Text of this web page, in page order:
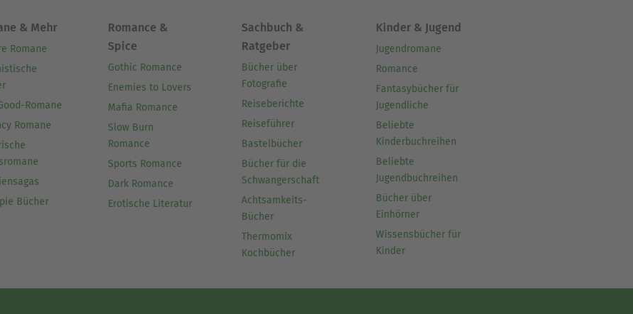
& Mehr
Romane
Romane
Romane
Bücher
Romance &
Spice
Gothic Romance
Enemies to Lovers
Mafia Romance
Slow Burn
Romance
Sports Romance
Dark Romance
Erotische Literatur
Sachbuch &
Ratgeber
Bücher über
Fotografie
Reiseberichte
Reiseführer
Bastelbücher
Bücher für die
Schwangerschaft
Achtsamkeits-
Bücher
Thermomix
Kochbücher
Kinder & Jugend
Jugendromane
Romance
Fantasybücher für
Jugendliche
Beliebte
Kinderbuchreihen
Beliebte
Jugendbuchreihen
Bücher über
Einhörner
Wissensbücher für
Kinder